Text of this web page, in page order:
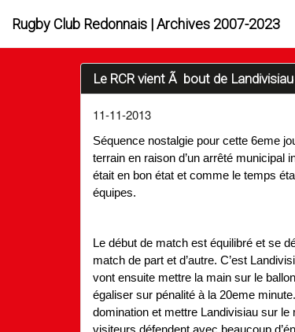
Rugby Club Redonnais | Archives 2007-2023
Le RCR vient Ã bout de Landivisiau
11-11-2013
Séquence nostalgie pour cette 6eme
terrain en raison d’un arrêté municipal
était en bon état et comme le temps
équipes.
Le début de match est équilibré et se
match de part et d’autre. C’est
vont ensuite mettre la main sur le
égaliser sur pénalité à la 20eme
domination et mettre Landivisiau sur
visiteurs défendent avec beaucoup